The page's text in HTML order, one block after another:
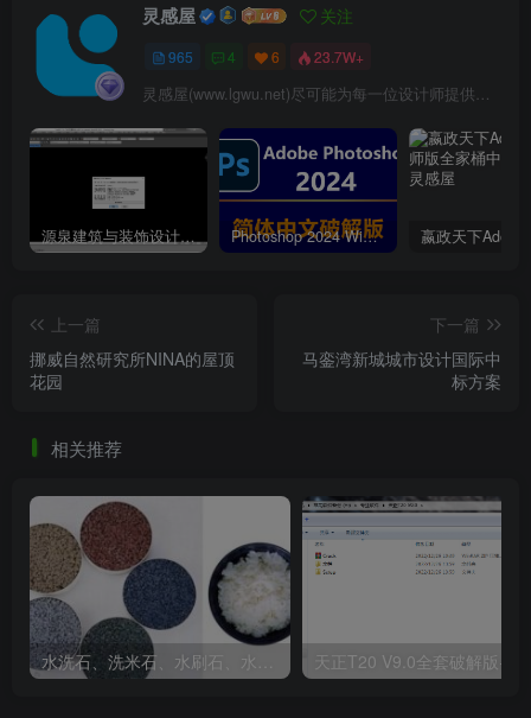
周口淮阳伏羲文化公园实景图
周口淮阳伏羲文化公园实景图
灵感屋 关注
965 4 6 23.7W+
源泉建筑与装饰设计CAD插件工具箱（YQArch 6.7.4） Photoshop 2024 Win|Mac 简体中文破解版安装包下载及安装教程
上一篇
挪威自然研究所NINA的屋顶
花园
下一篇
马銮湾新城城市设计国际中
标方案
相关推荐